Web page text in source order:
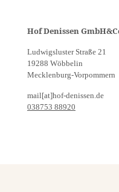
Hof Denissen
Ludwigsluster Straße 21
19288 Wöbbelin
Mecklenburg-Vorpommern
mail[at]hof-denissen.de
038753 88920